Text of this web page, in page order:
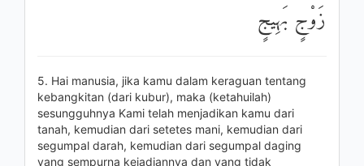
زَوْجٍ بَهِيجٍ
5. Hai manusia, jika kamu dalam keraguan tentang
kebangkitan (dari kubur), maka (ketahuilah)
sesungguhnya Kami telah menjadikan kamu dari
tanah, kemudian dari setetes mani, kemudian dari
segumpal darah, kemudian dari segumpal daging
yang sempurna kejadiannya dan yang tidak